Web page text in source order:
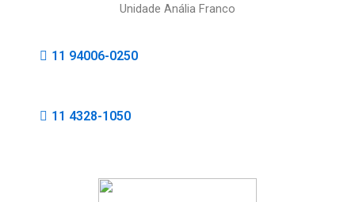
Unidade Anália Franco
11 94006-0250
11 4328-1050